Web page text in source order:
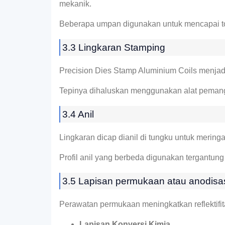
mekanik.
Beberapa umpan digunakan untuk mencapai
3.3 Lingkaran Stamping
Precision Dies Stamp Aluminium Coils
Tepinya dihaluskan menggunakan alat
3.4 Anil
Lingkaran dicap dianil di tungku untuk
Profil anil yang berbeda digunakan
3.5 Lapisan permukaan atau
Perawatan permukaan meningkatkan